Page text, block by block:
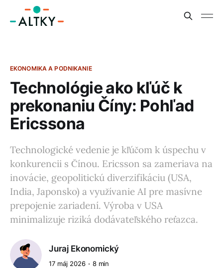
EKONOMIKA A PODNIKANIE
Technológie ako kľúč k
prekonaniu Číny: Pohľad
Ericssona
Technologické vedenie je kľúčom k úspechu v
konkurencii s Čínou. Ericsson sa zameriava na
inovácie, geopolitickú diverzifikáciu (USA,
India, Japonsko) a využívanie AI pre masívne
prepojenie zariadení. Výroba v USA
minimalizuje riziká dodávateľského reťazca.
Juraj Ekonomický
17 máj 2026 8 min